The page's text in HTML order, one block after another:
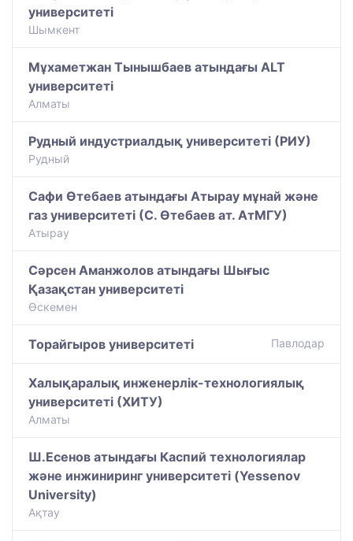
университеті
Шымкент
Мұхаметжан Тынышбаев атындағы ALT
университеті
Алматы
Рудный индустриалдық университеті (РИУ)
Рудный
Сафи Өтебаев атындағы Атырау мұнай және
газ университеті (С. Өтебаев ат. АтМГУ)
Атырау
Сәрсен Аманжолов атындағы Шығыс
Қазақстан университеті
Өскемен
Торайгыров университеті Павлодар
Халықаралық инженерлік-технологиялық
университеті (ХИТУ)
Алматы
Ш.Есенов атындағы Каспий технологиялар
және инжиниринг университеті (Yessenov
University)
Ақтау